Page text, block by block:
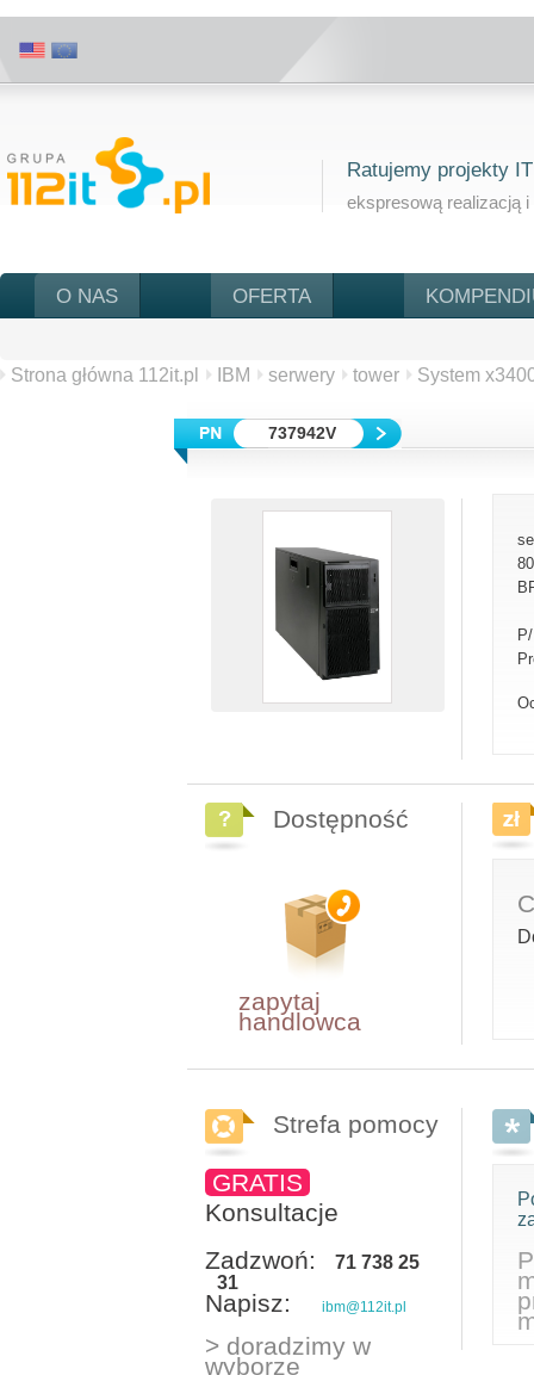
Ratujemy projekty IT
ekspresową realizacją i
O NAS OFERTA
Strona główna 112it.pl IBM serwery tower System
737942V
Dostępność
zapytaj
handlowca
Strefa pomocy
GRATIS
Konsultacje
Zadzwoń:
71 738 25
31
Napisz: ibm@112it.pl
> doradzimy w
wyborze